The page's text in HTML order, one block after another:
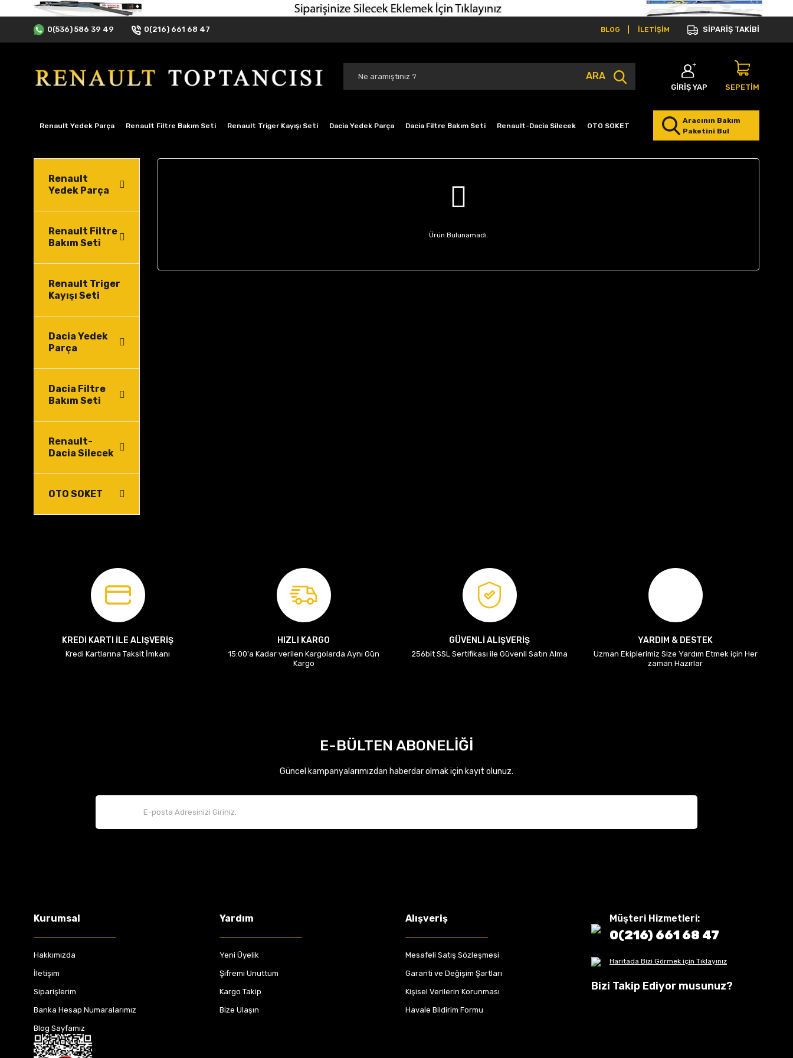
0(536) 586 39 49 0(216) 661 68 47 BLOG İLETİŞİM SİPARİŞ TAKİBİ
ARA
GİRİŞ YAP SEPETİM
Renault Yedek Parça Renault Filtre Bakım Seti Renault Triger Kayışı Seti Dacia Yedek Parça Dacia Filtre Bakım Seti Renault-Dacia Silecek OTO SOKET
Aracının Bakım
Paketini Bul
Renault
Yedek Parça
Renault Filtre
Bakım Seti
Renault Triger
Kayışı Seti
Dacia Yedek
Parça
Dacia Filtre
Bakım Seti
Renault-
Dacia Silecek
OTO SOKET
Ürün Bulunamadı.
KREDİ KARTI İLE ALIŞVERİŞ
Kredi Kartlarına Taksit İmkanı
HIZLI KARGO
15:00'a Kadar verilen Kargolarda Aynı Gün
Kargo
GÜVENLİ ALIŞVERİŞ
256bit SSL Sertifikası ile Güvenli Satın Alma
YARDIM & DESTEK
Uzman Ekiplerimiz Size Yardım Etmek için Her
zaman Hazırlar
E-BÜLTEN ABONELİĞİ
Güncel kampanyalarımızdan haberdar olmak için kayıt olunuz.
Kurumsal
Hakkımızda
İletişim
Siparişlerim
Banka Hesap Numaralarımız
Blog Sayfamız
Yardım
Yeni Üyelik
Şifremi Unuttum
Kargo Takip
Bize Ulaşın
Alışveriş
Mesafeli Satış Sözleşmesi
Garanti ve Değişim Şartları
Kişisel Verilerin Korunması
Havale Bildirim Formu
Müşteri Hizmetleri:
0(216) 661 68 47
Haritada Bizi Görmek için Tıklayınız
Bizi Takip Ediyor musunuz?